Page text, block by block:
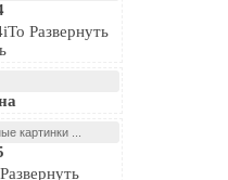
картинки ...